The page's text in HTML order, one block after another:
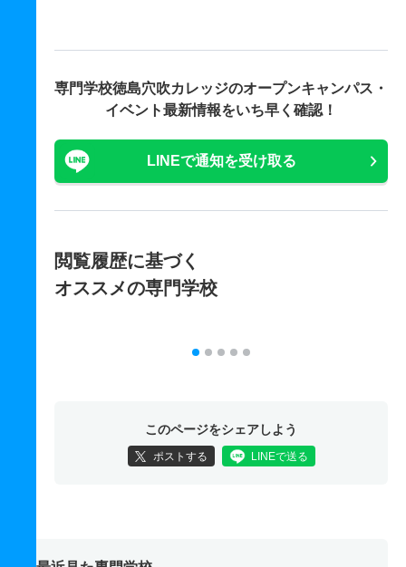
専門学校徳島穴吹カレッジのオープンキャンパス・
イベント最新情報をいち早く確認！
LINEで通知を受け取る
閲覧履歴に基づく
オススメの専門学校
このページをシェアしよう
ポストする LINEで送る